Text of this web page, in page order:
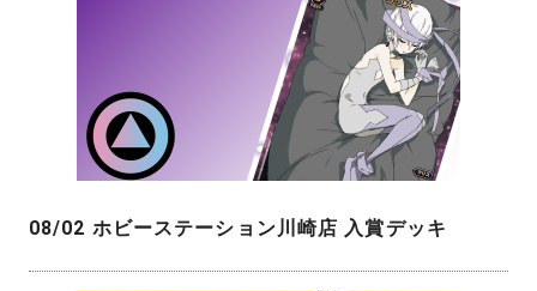
08/02 ホビーステーション川崎店 入賞デッキ